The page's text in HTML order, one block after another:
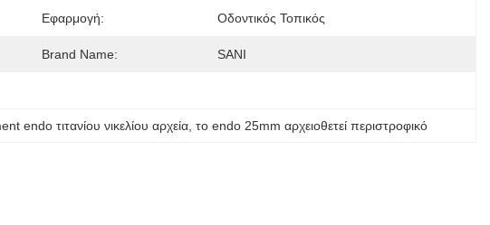
Εφαρμογή: Οδοντικός Τοπικός
Brand Name: SANI
endo τιτανίου νικελίου αρχεία, το endo 25mm αρχειοθετεί περιστροφικό